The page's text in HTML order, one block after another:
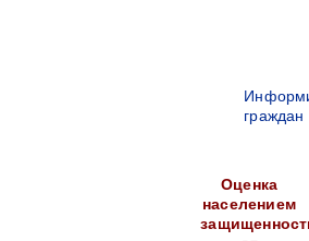
граждан
Оценка
населением